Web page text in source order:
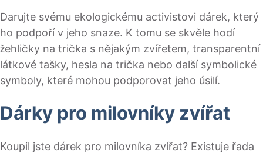
Darujte svému ekologickému activistovi dárek, který
ho podpoří v jeho snaze. K tomu se skvěle hodí
žehličky na trička s nějakým zvířetem, transparentní
látkové tašky, hesla na trička nebo další symbolické
symboly, které mohou podporovat jeho úsilí.
Dárky pro milovníky zvířat
Koupil jste dárek pro milovníka zvířat? Existuje řada